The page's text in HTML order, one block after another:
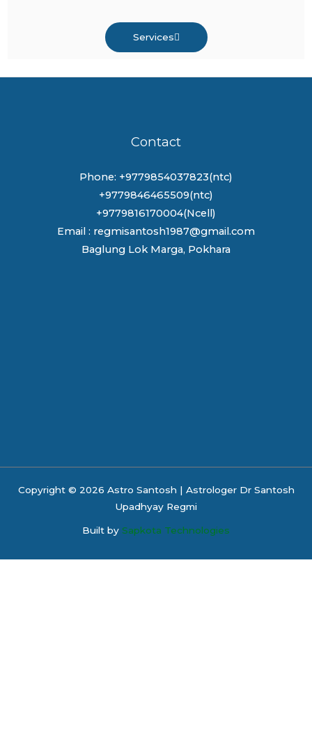
Services
Contact
Phone: +9779854037823(ntc)
+9779846465509(ntc)
+9779816170004(Ncell)
Email : regmisantosh1987@gmail.com
Baglung Lok Marga, Pokhara
Copyright © 2026 Astro Santosh | Astrologer Dr Santosh
Upadhyay Regmi
Built by Sapkota Technologies